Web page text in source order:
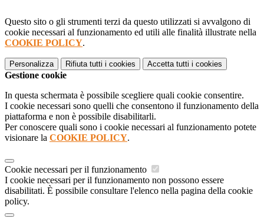
Questo sito o gli strumenti terzi da questo utilizzati si avvalgono di
cookie necessari al funzionamento ed utili alle finalità illustrate nella
COOKIE POLICY.
Personalizza Rifiuta tutti i cookies Accetta tutti i cookies
Gestione cookie
In questa schermata è possibile scegliere quali cookie consentire.
I cookie necessari sono quelli che consentono il funzionamento della
piattaforma e non è possibile disabilitarli.
Per conoscere quali sono i cookie necessari al funzionamento potete
visionare la COOKIE POLICY.
Cookie necessari per il funzionamento
I cookie necessari per il funzionamento non possono essere
disabilitati. È possibile consultare l'elenco nella pagina della cookie
policy.